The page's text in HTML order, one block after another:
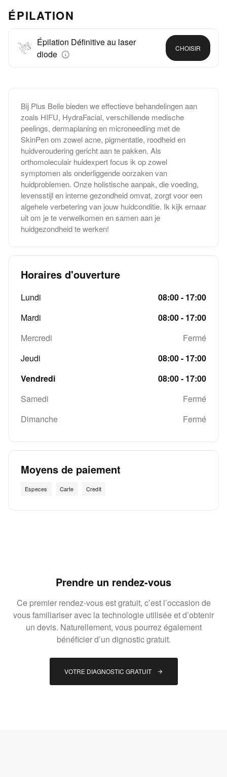
ÉPILATION
Épilation Définitive au laser
diode
CHOISIR
Bij Plus Belle bieden we effectieve behandelingen aan
zoals HIFU, HydraFacial, verschillende medische
peelings, dermaplaning en microneedling met de
SkinPen om zowel acne, pigmentatie, roodheid en
huidveroudering gericht aan te pakken. Als
orthomoleculair huidexpert focus ik op zowel
symptomen als onderliggende oorzaken van
huidproblemen. Onze holistische aanpak, die voeding,
levensstijl en interne gezondheid omvat, zorgt voor een
algehele verbetering van jouw huidconditie. Ik kijk ernaar
uit om je te verwelkomen en samen aan je
huidgezondheid te werken!
Horaires d'ouverture
Lundi
08:00 - 17:00
Mardi
08:00 - 17:00
Mercredi
Fermé
Jeudi
08:00 - 17:00
Vendredi
08:00 - 17:00
Samedi
Fermé
Dimanche
Fermé
Moyens de paiement
Especes Carte Credit
Prendre un rendez-vous
Ce premier rendez-vous est gratuit, c’est l’occasion de
vous familiariser avec la technologie utilisée et d’obtenir
un devis. Naturellement, vous pourrez également
bénéficier d’un dignostic gratuit.
VOTRE DIAGNOSTIC GRATUIT